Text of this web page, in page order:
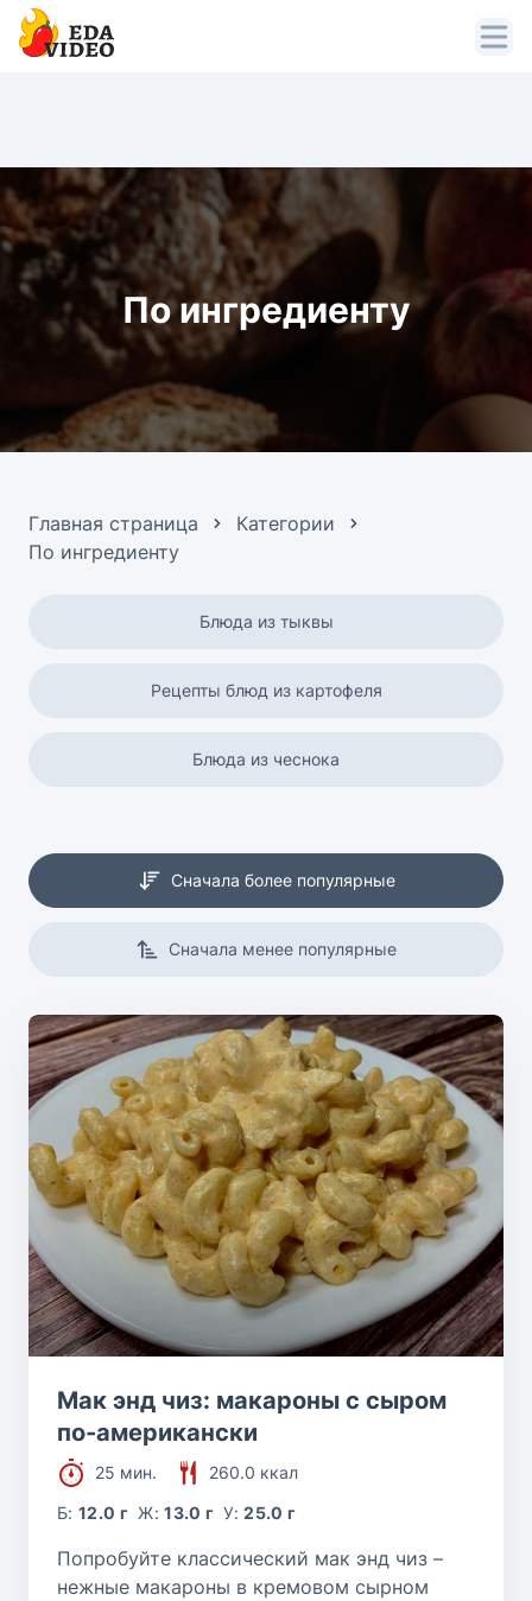
По ингредиенту
Главная страница
Категории
По ингредиенту
Блюда из тыквы
Рецепты блюд из картофеля
Блюда из чеснока
Блюда из огурцов
Рецепт с сухими дрожжами
Рецепты из куриного филе
Блюда из моркови
Блюда из капусты
Рецепты из кабачков
Блюда из бобовых
Блюда из грибов
Сначала более популярные
Сначала менее популярные
Мак энд чиз: макароны с сыром
по-американски
25 мин.
260.0 ккал
Б:12.0 г Ж:13.0 г У:25.0 г
Попробуйте классический мак энд чиз –
нежные макароны в кремовом сырном